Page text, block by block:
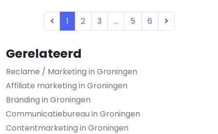
Gerelateerd
Reclame / Marketing in Groningen
Affiliate marketing in Groningen
Branding in Groningen
Communicatiebureau in Groningen
Contentmarketing in Groningen
1 2 3 ... 5 6